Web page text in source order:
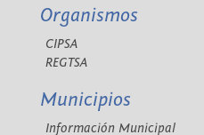
Organismos
CIPSA
REGTSA
Municipios
Información Municipal